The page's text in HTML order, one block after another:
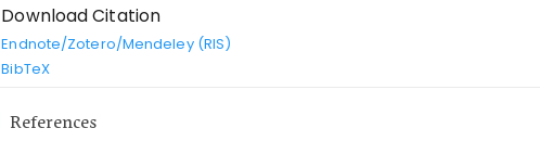
Download Citation
Endnote/Zotero/Mendeley (RIS)
BibTeX
References